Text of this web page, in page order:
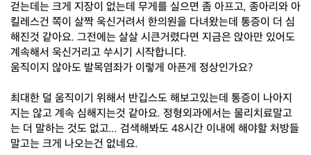
걷는데는 크게 지장이 없는데 무게를 실으면 좀 아프고, 종아리와 아
킬레스건 쪽이 살짝 욱신거려서 한의원을 다녀왔는데 통증이 더 심
해진것 같아요. 그전에는 살살 시큰거렸다면 지금은 앉아만 있어도
계속해서 욱신거리고 쑤시기 시작합니다.
움직이지 않아도 발목염좌가 이렇게 아픈게 정상인가요?
최대한 덜 움직이기 위해서 반깁스도 해보고있는데 통증이 나아지
지는 않고 계속 심해지는것 같아요. 정형외과에서는 물리치료말고
는 더 말하는 것도 없고... 검색해봐도 48시간 이내에 해야할 처방들
말고는 크게 나오는건 없네요.